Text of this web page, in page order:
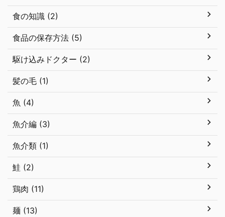
食の知識 (2)
食品の保存方法 (5)
駆け込みドクター (2)
髪の毛 (1)
魚 (4)
魚介編 (3)
魚介類 (1)
鮭 (2)
鶏肉 (11)
麺 (13)